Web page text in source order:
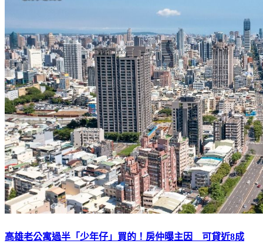
高雄老公寓過半「少年仔」買的！房仲曝主因 可貸近8成